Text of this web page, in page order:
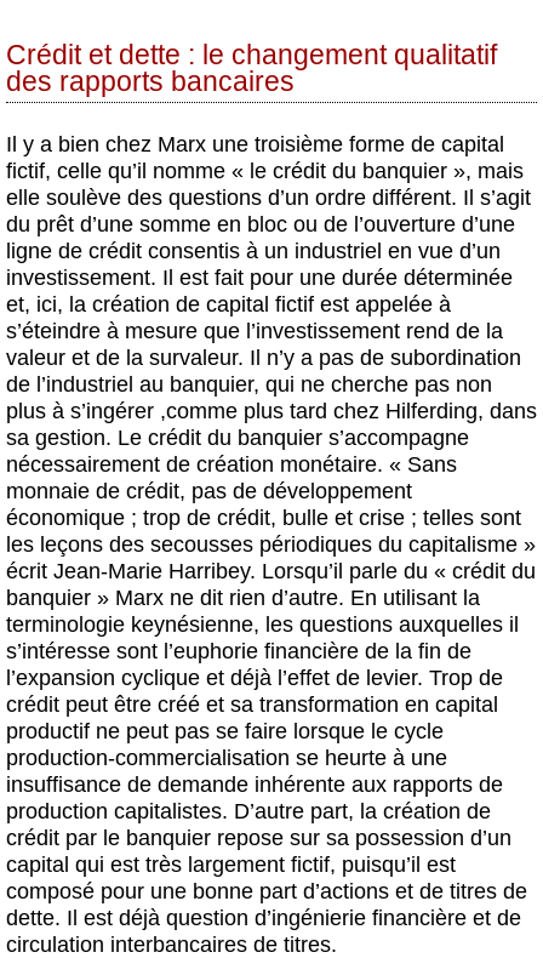
Crédit et dette : le changement qualitatif
des rapports bancaires
Il y a bien chez Marx une troisième forme de capital
fictif, celle qu’il nomme « le crédit du banquier », mais
elle soulève des questions d’un ordre différent. Il s’agit
du prêt d’une somme en bloc ou de l’ouverture d’une
ligne de crédit consentis à un industriel en vue d’un
investissement. Il est fait pour une durée déterminée
et, ici, la création de capital fictif est appelée à
s’éteindre à mesure que l’investissement rend de la
valeur et de la survaleur. Il n’y a pas de subordination
de l’industriel au banquier, qui ne cherche pas non
plus à s’ingérer ,comme plus tard chez Hilferding, dans
sa gestion. Le crédit du banquier s’accompagne
nécessairement de création monétaire. « Sans
monnaie de crédit, pas de développement
économique ; trop de crédit, bulle et crise ; telles sont
les leçons des secousses périodiques du capitalisme »
écrit Jean-Marie Harribey. Lorsqu’il parle du « crédit du
banquier » Marx ne dit rien d’autre. En utilisant la
terminologie keynésienne, les questions auxquelles il
s’intéresse sont l’euphorie financière de la fin de
l’expansion cyclique et déjà l’effet de levier. Trop de
crédit peut être créé et sa transformation en capital
productif ne peut pas se faire lorsque le cycle
production-commercialisation se heurte à une
insuffisance de demande inhérente aux rapports de
production capitalistes. D’autre part, la création de
crédit par le banquier repose sur sa possession d’un
capital qui est très largement fictif, puisqu’il est
composé pour une bonne part d’actions et de titres de
dette. Il est déjà question d’ingénierie financière et de
circulation interbancaires de titres.